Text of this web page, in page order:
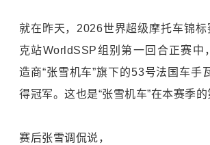
就在昨天，2026世界超级摩托车锦
克站WorldSSP组别第一回合正赛中
造商“张雪机车”旗下的53号法国车手
得冠军。这也是“张雪机车”在本赛季的
赛后张雪调侃说，